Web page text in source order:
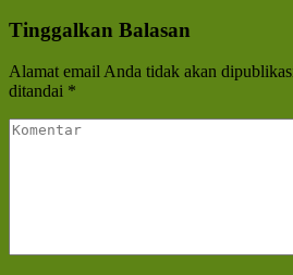
pos
Tinggalkan Balasan
Alamat email Anda tidak akan
ditandai *
Komentar